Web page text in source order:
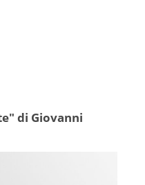
di Giovanni